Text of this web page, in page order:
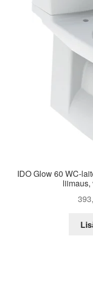
IDO Glow 60 WC-
liimaus,